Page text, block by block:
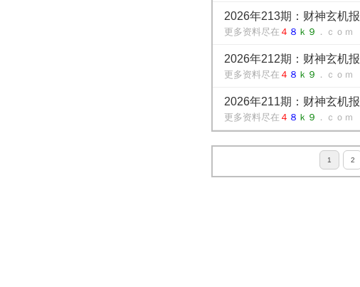
2026年213期：财神玄机报
更多资料尽在 ４ ８ ｋ９ ．ｃｏｍ
2026年212期：财神玄机报
更多资料尽在 ４ ８ ｋ９ ．ｃｏｍ
2026年211期：财神玄机报
更多资料尽在 ４ ８ ｋ９ ．ｃｏｍ
1 2